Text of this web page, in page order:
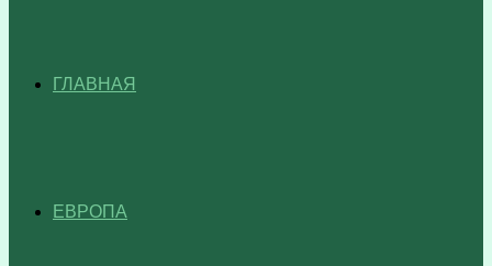
ГЛАВНАЯ
ЕВРОПА